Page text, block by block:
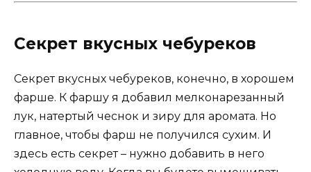
Секрет вкусных чебуреков
Секрет вкусных чебуреков, конечно, в хорошем
фарше. К фаршу я добавил мелконарезанный
лук, натертый чеснок и зиру для аромата. Но
главное, чтобы фарш не получился сухим. И
здесь есть секрет – нужно добавить в него